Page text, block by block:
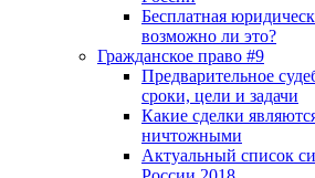
Бесплатная
возможно ли это?
Гражданское право #9
Предварительное
сроки, цели и задачи
Какие сделки
ничтожными
Актуальный список